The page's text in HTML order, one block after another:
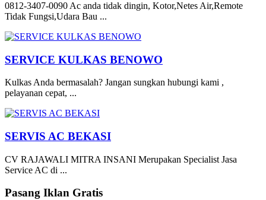
0812-3407-0090 Ac anda tidak dingin, Kotor,Netes Air,Remote
Tidak Fungsi,Udara Bau ...
SERVICE KULKAS BENOWO
Kulkas Anda bermasalah? Jangan sungkan hubungi kami ,
pelayanan cepat, ...
SERVIS AC BEKASI
CV RAJAWALI MITRA INSANI Merupakan Specialist Jasa
Service AC di ...
Pasang Iklan Gratis